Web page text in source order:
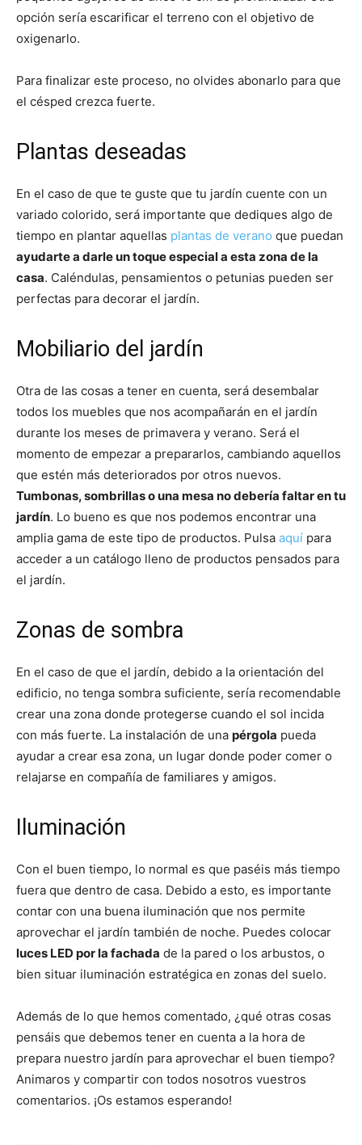
opción sería escarificar el terreno con el objetivo de
oxigenarlo.
Para finalizar este proceso, no olvides abonarlo para que
el césped crezca fuerte.
Plantas deseadas
En el caso de que te guste que tu jardín cuente con un
variado colorido, será importante que dediques algo de
tiempo en plantar aquellas plantas de verano que puedan
ayudarte a darle un toque especial a esta zona de la
casa. Caléndulas, pensamientos o petunias pueden ser
perfectas para decorar el jardín.
Mobiliario del jardín
Otra de las cosas a tener en cuenta, será desembalar
todos los muebles que nos acompañarán en el jardín
durante los meses de primavera y verano. Será el
momento de empezar a prepararlos, cambiando aquellos
que estén más deteriorados por otros nuevos.
Tumbonas, sombrillas o una mesa no debería faltar en tu
jardín. Lo bueno es que nos podemos encontrar una
amplia gama de este tipo de productos. Pulsa aquí para
acceder a un catálogo lleno de productos pensados para
el jardín.
Zonas de sombra
En el caso de que el jardín, debido a la orientación del
edificio, no tenga sombra suficiente, sería recomendable
crear una zona donde protegerse cuando el sol incida
con más fuerte. La instalación de una pérgola pueda
ayudar a crear esa zona, un lugar donde poder comer o
relajarse en compañía de familiares y amigos.
Iluminación
Con el buen tiempo, lo normal es que paséis más tiempo
fuera que dentro de casa. Debido a esto, es importante
contar con una buena iluminación que nos permite
aprovechar el jardín también de noche. Puedes colocar
luces LED por la fachada de la pared o los arbustos, o
bien situar iluminación estratégica en zonas del suelo.
Además de lo que hemos comentado, ¿qué otras cosas
pensáis que debemos tener en cuenta a la hora de
prepara nuestro jardín para aprovechar el buen tiempo?
Animaros y compartir con todos nosotros vuestros
comentarios. ¡Os estamos esperando!